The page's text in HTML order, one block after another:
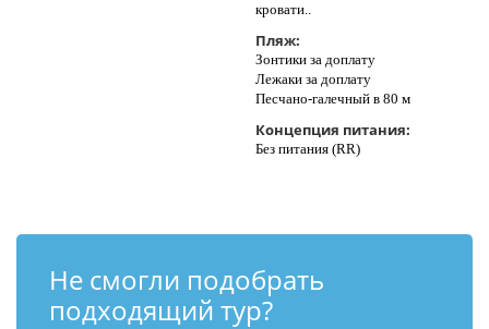
кровати..
Пляж:
Зонтики за доплату
Лежаки за доплату
Песчано-галечный в 80 м
Концепция питания:
Без питания (RR)
Не смогли подобрать
подходящий тур?